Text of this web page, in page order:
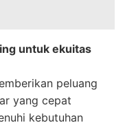
untuk ekuitas
peluang
yang cepat
kebutuhan